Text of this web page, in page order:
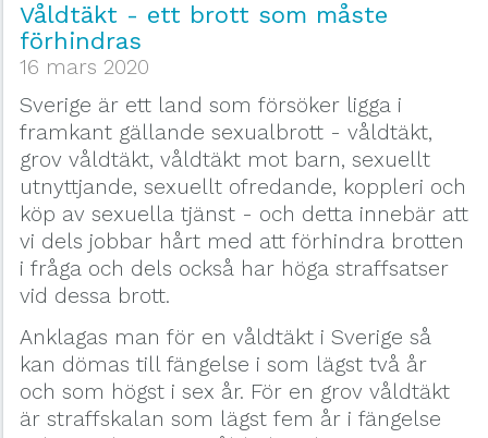
Våldtäkt - ett brott som måste
förhindras
16 mars 2020
Sverige är ett land som försöker ligga i
framkant gällande sexualbrott - våldtäkt,
grov våldtäkt, våldtäkt mot barn, sexuellt
utnyttjande, sexuellt ofredande, koppleri och
köp av sexuella tjänst - och detta innebär att
vi dels jobbar hårt med att förhindra brotten
i fråga och dels också har höga straffsatser
vid dessa brott.
Anklagas man för en våldtäkt i Sverige så
kan dömas till fängelse i som lägst två år
och som högst i sex år. För en grov våldtäkt
är straffskalan som lägst fem år i fängelse